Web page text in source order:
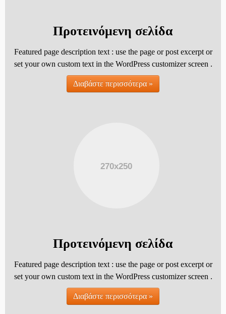
Προτεινόμενη σελίδα
Featured page description text : use the page or post excerpt or
set your own custom text in the WordPress customizer screen .
Διαβάστε περισσότερα »
Προτεινόμενη σελίδα
Featured page description text : use the page or post excerpt or
set your own custom text in the WordPress customizer screen .
Διαβάστε περισσότερα »